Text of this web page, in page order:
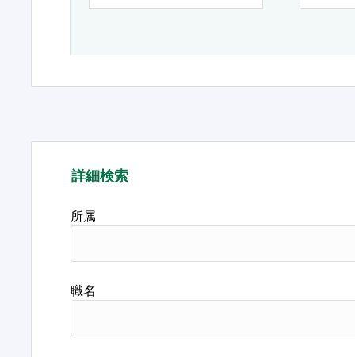
詳細検索
所属
職名